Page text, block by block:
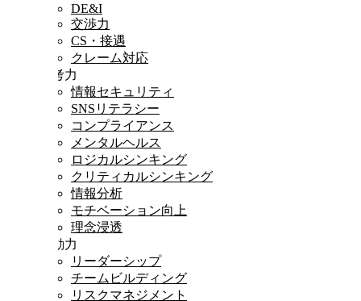
DE&I
交渉力
CS・接遇
クレーム対応
思考力
情報セキュリティ
SNSリテラシー
コンプライアンス
メンタルヘルス
ロジカルシンキング
クリティカルシンキング
情報分析
モチベーション向上
理念浸透
行動力
リーダーシップ
チームビルディング
リスクマネジメント